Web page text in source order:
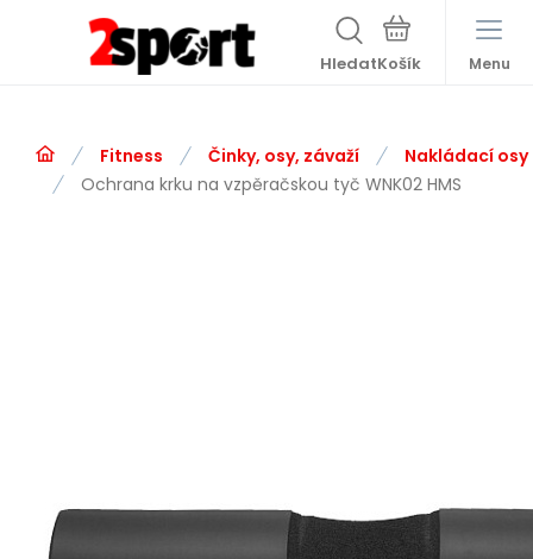
Hledat Menu
Fitness Činky, osy, závaží
Nakládací osy
Ochrana krku na vzpěračskou tyč WNK02 HMS